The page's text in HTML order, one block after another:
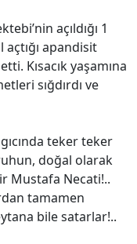
açıldığı 1
apandisit
Kısacık yaşamına
sığdırdı ve
teker teker
doğal olarak
Mustafa Necati!..
tamamen
bile satarlar!..